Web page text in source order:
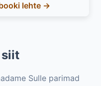
lehte →
Sulle parimad